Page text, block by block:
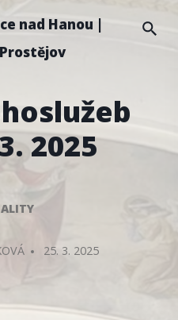
nad Hanou |
2025
25. 3. 2025